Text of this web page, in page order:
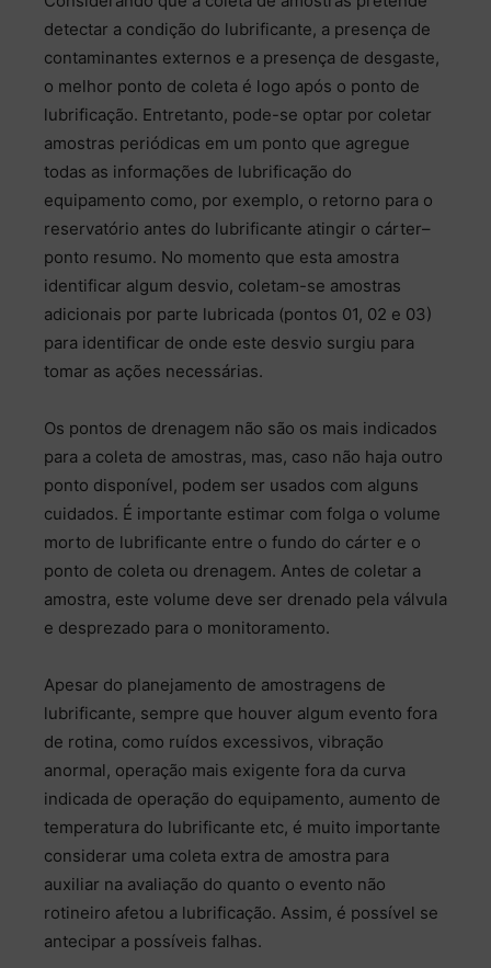
detectar a condição do lubrificante, a presença de
contaminantes externos e a presença de desgaste,
o melhor ponto de coleta é logo após o ponto de
lubrificação. Entretanto, pode-se optar por coletar
amostras periódicas em um ponto que agregue
todas as informações de lubrificação do
equipamento como, por exemplo, o retorno para o
reservatório antes do lubrificante atingir o cárter–
ponto resumo. No momento que esta amostra
identificar algum desvio, coletam-se amostras
adicionais por parte lubricada (pontos 01, 02 e 03)
para identificar de onde este desvio surgiu para
tomar as ações necessárias.
Os pontos de drenagem não são os mais indicados
para a coleta de amostras, mas, caso não haja outro
ponto disponível, podem ser usados com alguns
cuidados. É importante estimar com folga o volume
morto de lubrificante entre o fundo do cárter e o
ponto de coleta ou drenagem. Antes de coletar a
amostra, este volume deve ser drenado pela válvula
e desprezado para o monitoramento.
Apesar do planejamento de amostragens de
lubrificante, sempre que houver algum evento fora
de rotina, como ruídos excessivos, vibração
anormal, operação mais exigente fora da curva
indicada de operação do equipamento, aumento de
temperatura do lubrificante etc, é muito importante
considerar uma coleta extra de amostra para
auxiliar na avaliação do quanto o evento não
rotineiro afetou a lubrificação. Assim, é possível se
antecipar a possíveis falhas.